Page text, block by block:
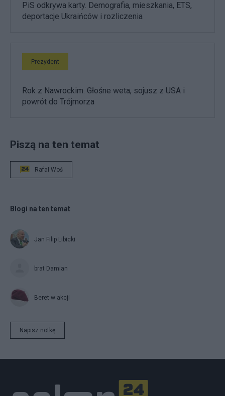
PiS odkrywa karty. Demografia, mieszkania, ETS,
deportacje Ukraińców i rozliczenia
Prezydent
Rok z Nawrockim. Głośne weta, sojusz z USA i
powrót do Trójmorza
Piszą na ten temat
Rafał Woś
Blogi na ten temat
Jan Filip Libicki
brat Damian
Beret w akcji
Napisz notkę